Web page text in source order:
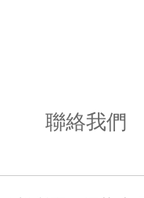
聯絡我們